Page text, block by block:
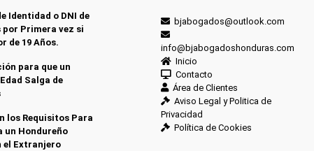
Identidad o DNI de
por Primera vez si
de 19 Años.
para que un
Salga de
los Requisitos Para
un Hondureño
el Extranjero
bjabogados@outlook.com
info@bjabogadoshonduras.com
Inicio
Contacto
Área de Clientes
Aviso Legal y Politica de
Privacidad
Política de Cookies